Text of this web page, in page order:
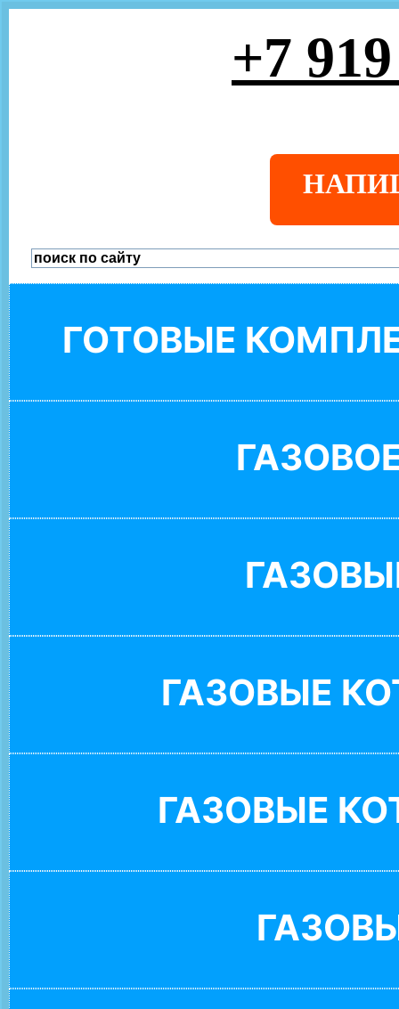
+7
ГОТОВЫЕ
ГАЗОВЫЕ
ГАЗОВЫЕ